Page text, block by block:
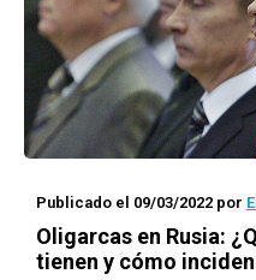
Publicado el 09/03/2022 por
Oligarcas en Rusia:
tienen y cómo